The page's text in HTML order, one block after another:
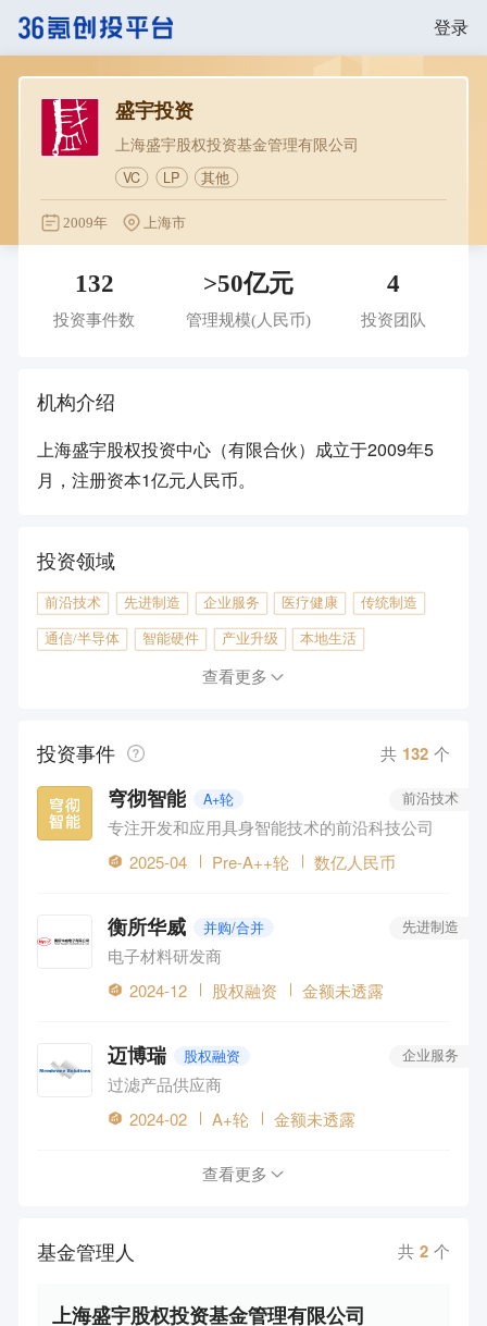
登录
盛宇投资
上海盛宇股权投资基金管理有限公司
VC LP 其他
2009年 上海市
132
投资事件数
>50亿元
管理规模(人民币)
4
投资团队
机构介绍
上海盛宇股权投资中心（有限合伙）成立于2009年5
月，注册资本1亿元人民币。
投资领域
前沿技术 先进制造 企业服务 医疗健康 传统制造
通信/半导体 智能硬件 产业升级 本地生活
金融 消费电商
查看更多
投资事件 共 132 个
穹彻智能 A+轮
专注开发和应用具身智能技术的前沿科技公司
前沿技术
2025-04 Pre-A++轮 数亿人民币
衡所华威 并购/合并
电子材料研发商
先进制造
2024-12 股权融资 金额未透露
迈博瑞 股权融资
过滤产品供应商
企业服务
2024-02 A+轮 金额未透露
查看更多
基金管理人 共 2 个
上海盛宇股权投资基金管理有限公司